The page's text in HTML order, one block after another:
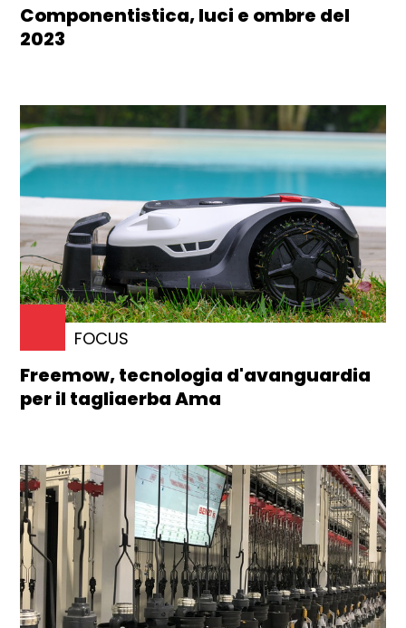
Componentistica, luci e ombre del
2023
FOCUS
Freemow, tecnologia d'avanguardia
per il tagliaerba Ama